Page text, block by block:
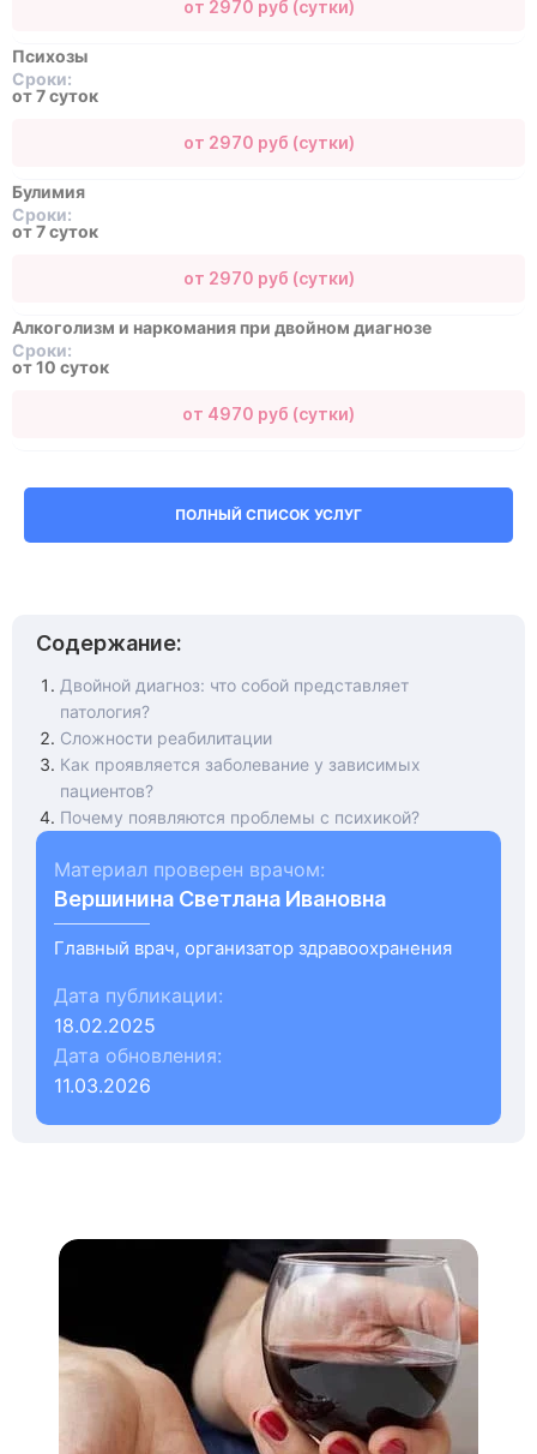
от 2970 руб (сутки)
Психозы
Сроки:
от 7 суток
от 2970 руб (сутки)
Булимия
Сроки:
от 7 суток
от 2970 руб (сутки)
Алкоголизм и наркомания при двойном диагнозе
Сроки:
от 10 суток
от 4970 руб (сутки)
ПОЛНЫЙ СПИСОК УСЛУГ
Содержание:
Двойной диагноз: что собой представляет
патология?
Сложности реабилитации
Как проявляется заболевание у зависимых
пациентов?
Почему появляются проблемы с психикой?
Материал проверен врачом:
Вершинина Светлана Ивановна
Главный врач, организатор здравоохранения
Дата публикации:
18.02.2025
Дата обновления:
11.03.2026